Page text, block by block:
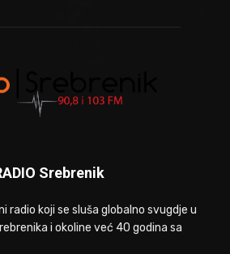
Srebrenik
radio koji se sluša globalno svugdje u
i okoline već 40 godina sa